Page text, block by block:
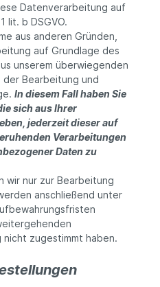
Datenverarbeitung auf
lit. b DSGVO.
aus anderen Gründen,
auf Grundlage des
unserem überwiegenden
Bearbeitung und
In diesem Fall haben Sie
sich aus Ihrer
jederzeit dieser auf
Verarbeitungen
Daten zu
wir nur zur Bearbeitung
anschließend unter
zugestimmt haben.